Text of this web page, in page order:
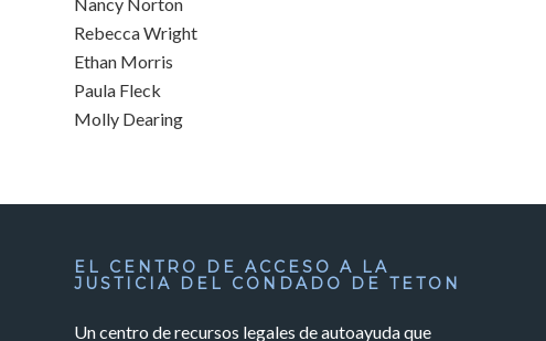
Rebecca Wright
Ethan Morris
Paula Fleck
Molly Dearing
EL CENTRO DE ACCESO A LA
JUSTICIA DEL CONDADO DE TETON
Un centro de recursos legales de autoayuda que